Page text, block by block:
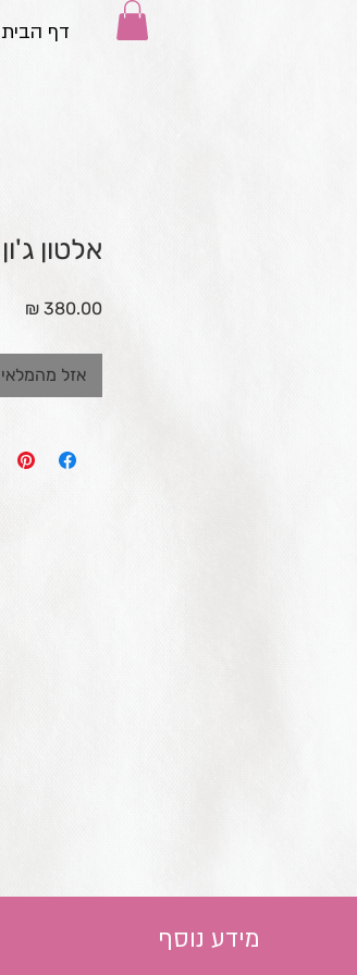
דף הבית
אלטון ג'ון
אזל מהמלאי
מידע נוסף